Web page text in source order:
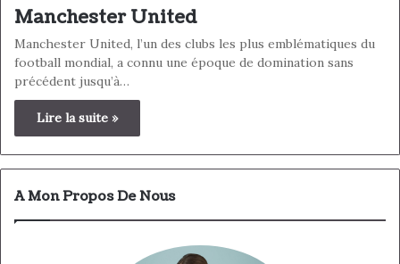
Manchester United
Manchester United, l’un des clubs les plus emblématiques du
football mondial, a connu une époque de domination sans
précédent jusqu’à…
Lire la suite »
A Mon Propos De Nous